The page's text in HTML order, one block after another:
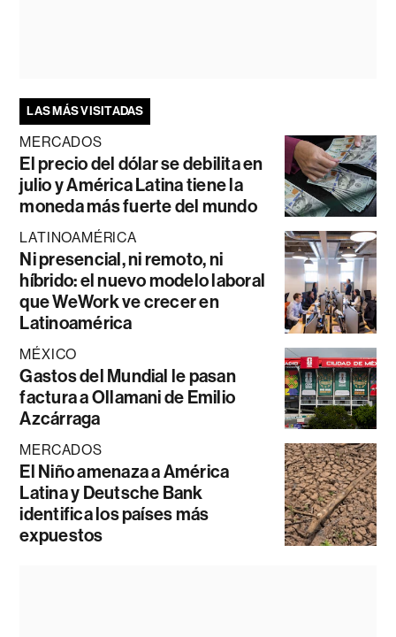
LAS MÁS VISITADAS
MERCADOS
El precio del dólar se debilita en
julio y América Latina tiene la
moneda más fuerte del mundo
LATINOAMÉRICA
Ni presencial, ni remoto, ni
híbrido: el nuevo modelo laboral
que WeWork ve crecer en
Latinoamérica
MÉXICO
Gastos del Mundial le pasan
factura a Ollamani de Emilio
Azcárraga
MERCADOS
El Niño amenaza a América
Latina y Deutsche Bank
identifica los países más
expuestos